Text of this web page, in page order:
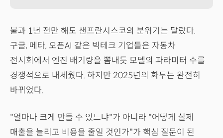
불과 1년 전만 해도 샌프란시스코의 분위기는 달랐다.
구글, 메타, 오픈AI 같은 빅테크 기업들은 자동차
전시회에서 엔진 배기량을 뽐내듯 모델의 파라미터 수를
경쟁적으로 내세웠다. 하지만 2025년의 화두는 완전히
바뀌었다.
"얼마나 크게 만들 수 있느냐"가 아니라 "어떻게 실제
매출을 늘리고 비용을 줄일 것인가"가 핵심 질문이 된